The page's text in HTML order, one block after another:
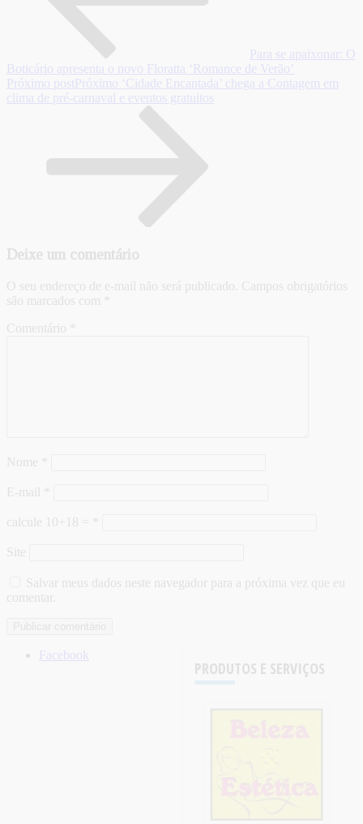
Para se apaixonar: O
Boticário apresenta o novo Floratta ‘Romance de Verão’
Próximo post Próximo
‘Cidade Encantada’ chega a Contagem em
clima de pré-carnaval e eventos gratuitos
Deixe um comentário
O seu endereço de e-mail não será publicado. Campos obrigatórios
são marcados com
Comentário
Nome
E-mail
calcule 10+18 =
Site
Salvar meus dados neste navegador para a próxima vez que eu
comentar.
PRODUTOS E SERVIÇOS
Facebook